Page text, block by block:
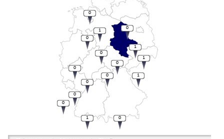
1
1
0
1
0
0
1
0
0
0
0
0
0
1
0
0